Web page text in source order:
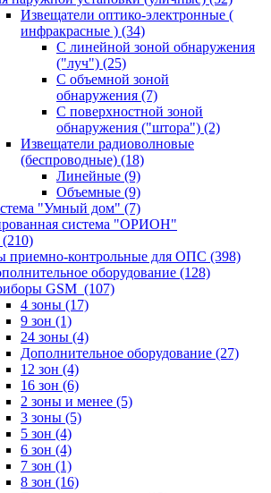
Извещатели оптико-электронные (
инфракрасные ) (34)
С линейной зоной обнаружения
("луч") (25)
С объемной зоной
обнаружения (7)
С поверхностной зоной
обнаружения ("штора") (2)
Извещатели радиоволновые
(беспроводные) (18)
Линейные (9)
Объемные (9)
"Умный дом" (7)
система "ОРИОН"
(210)
приемно-контрольные для ОПС (398)
оборудование (128)
GSM (107)
4 зоны (17)
9 зон (1)
24 зоны (4)
Дополнительное оборудование (27)
12 зон (4)
16 зон (6)
2 зоны и менее (5)
3 зоны (5)
5 зон (4)
6 зон (4)
7 зон (1)
8 зон (16)